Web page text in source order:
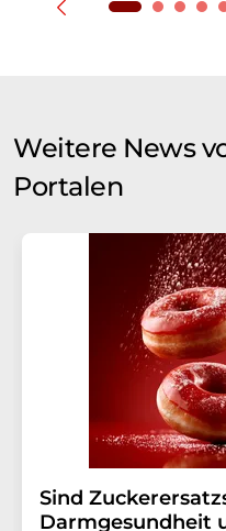
Weitere News
Portalen
Sind
Darmgesundheit